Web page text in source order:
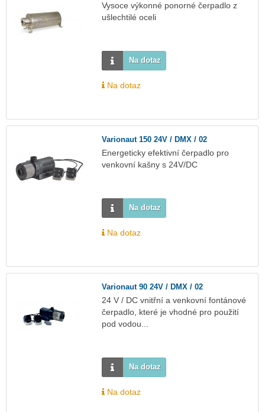
Vysoce výkonné ponorné čerpadlo z
ušlechtilé oceli
Na dotaz
Na dotaz
Varionaut 150 24V / DMX / 02
Energeticky efektivní čerpadlo pro
venkovní kašny s 24V/DC
Na dotaz
Na dotaz
Varionaut 90 24V / DMX / 02
24 V / DC vnitřní a venkovní fontánové
čerpadlo, které je vhodné pro použití
pod vodou...
Na dotaz
Na dotaz